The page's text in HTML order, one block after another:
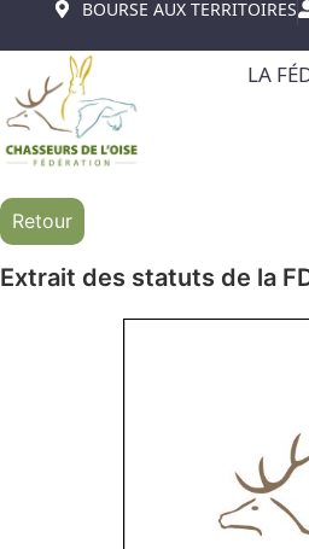
BOURSE AUX TERRITOIRES
LA
Retour
Extrait des statuts de la